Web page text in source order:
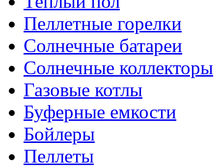
Пеллетные горелки
Солнечные батареи
Солнечные коллекторы
Газовые котлы
Буферные емкости
Бойлеры
Пеллеты